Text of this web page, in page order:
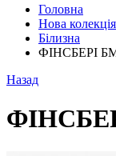
Головна
Нова колекція
Білизна
ФІНСБЕРІ
Назад